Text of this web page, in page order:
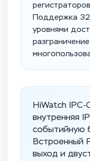
Поддержка 32
уровнями
HiWatch
внутренняя
событийную
Встроенный
выход и